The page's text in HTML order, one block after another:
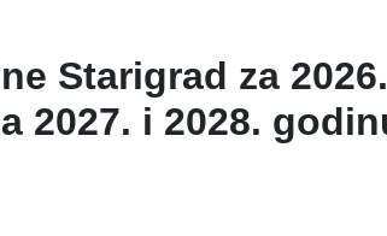
Starigrad za
2027. i 2028.